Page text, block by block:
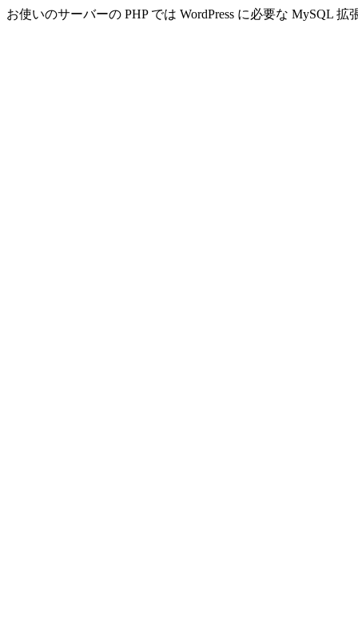
お使いのサーバーの PHP では WordPress に必要な MySQL